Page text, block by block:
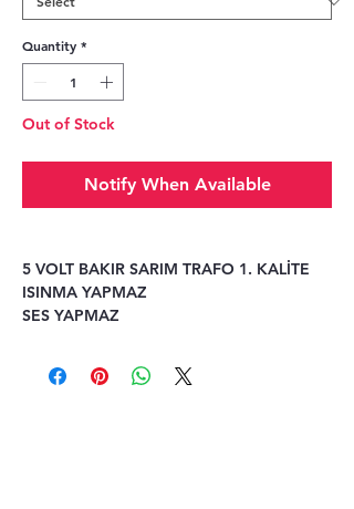
Quantity *
Out of Stock
Notify When Available
5 VOLT BAKIR SARIM TRAFO 1. KALİTE
ISINMA YAPMAZ
SES YAPMAZ